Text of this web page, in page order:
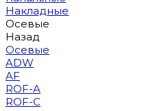
Накладные
Осевые
Назад
Осевые
ADW
AF
ROF-A
ROF-C